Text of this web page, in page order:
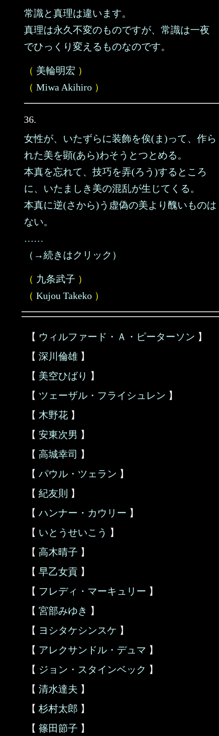
常識と真理は違います。
真理は永久不変のものですが、常識は一夜
でひっくり変えるものなのです。
（ 美輪明宏 ）
（ Miwa Akihiro ）
36.
女性が、いたずらに装飾を俟(ま)って、作ら
れた美を顕(あら)わそうとつとめる。
本真を忘れて、技巧を弄(ろう)するところ
に、いたましき美の混乱が生じてくる。
本真に逆(さから)う虚偽の美より醜いものは
ない。
……
（→続きはクリック）
（ 九条武子 ）
（ Kujou Takeko ）
【 ウィルファード・Ａ・ピーターソン 】
【 深川倫雄 】
【 美空ひばり 】
【 ツェーザル・フライシュレン 】
【 木野花 】
【 安東次男 】
【 高城幸司 】
【 パウル・ツェラン 】
【 紀友則 】
【 ハンナー・カウリー 】
【 いとうせいこう 】
【 高木晴子 】
【 早乙女貢 】
【 フレディ・マーキュリー 】
【 宮部みゆき 】
【 ヨシタケシンスケ 】
【 アレクサンドル・デュマ 】
【 ジョン・スタインベック 】
【 清水達夫 】
【 杉村太郎 】
【 篠田節子 】